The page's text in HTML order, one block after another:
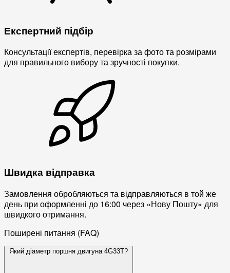
Експертний підбір
Консультації експертів, перевірка за фото та розмірами
для правильного вибору та зручності покупки.
Швидка відправка
Замовлення обробляються та відправляються в той же
день при оформленні до 16:00 через «Нову Пошту» для
швидкого отримання.
Поширені питання (FAQ)
Який діаметр поршня двигуна 4G33T?